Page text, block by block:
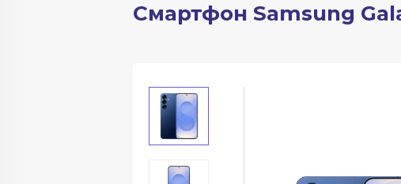
Смартфон Samsung